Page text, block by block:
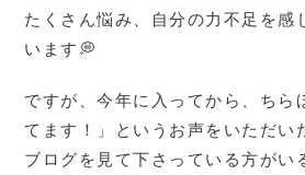
たくさん悩み、自分の力不足を感
います💭
ですが、今年に入ってから、ちら
てます！」というお声をいただい
ブログを見て下さっている方がい